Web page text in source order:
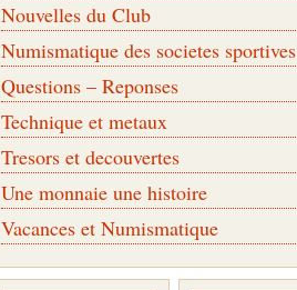
Nouvelles du Club
Numismatique des societes sportives
Questions – Reponses
Technique et metaux
Tresors et decouvertes
Une monnaie une histoire
Vacances et Numismatique